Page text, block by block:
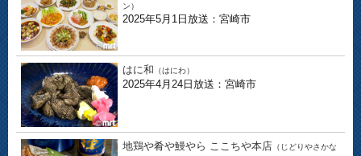
ン）
2025年5月1日放送：宮崎市
はに和 （はにわ）
2025年4月24日放送：宮崎市
地鶏や肴や鰻やら ここちや本店 （じどりやさかな